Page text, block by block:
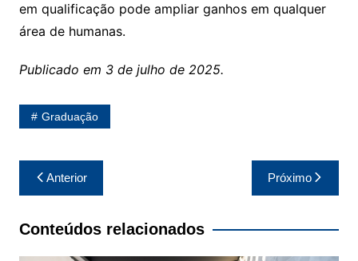
em qualificação pode ampliar ganhos em qualquer
área de humanas.
Publicado em 3 de julho de 2025.
Graduação
Navegação
de
Post
Anterior Próximo
Conteúdos relacionados